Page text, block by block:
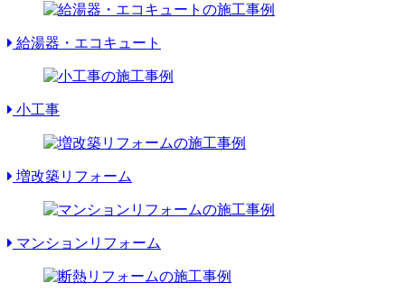
給湯器・エコキュート
小工事
増改築リフォーム
マンションリフォーム